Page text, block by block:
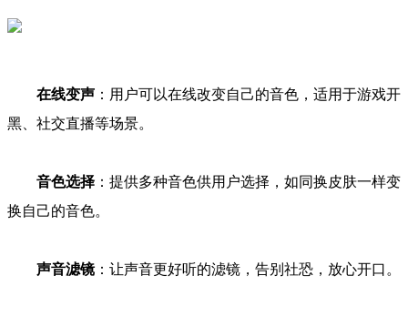
在线变声 ：用户可以在线改变自己的音色，适用于游戏开
黑、社交直播等场景。
音色选择 ：提供多种音色供用户选择，如同换皮肤一样变
换自己的音色。
声音滤镜：让声音更好听的滤镜，告别社恐，放心开口。